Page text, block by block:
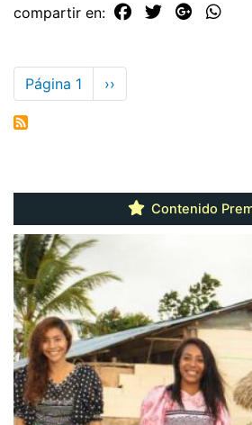
compartir en:
Paginación
Página 1
Siguiente
página
››
Contenido